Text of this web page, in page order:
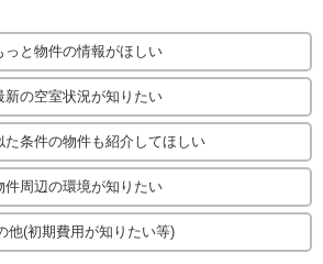
っと物件の情報がほしい
新の空室状況が知りたい
た条件の物件も紹介してほしい
件周辺の環境が知りたい
他(初期費用が知りたい等)